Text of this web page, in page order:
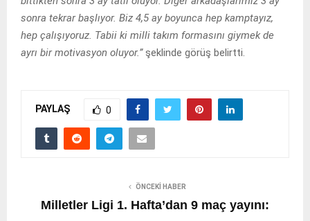
sonra tekrar başlıyor. Biz 4,5 ay boyunca hep kamptayız,
hep çalışıyoruz. Tabii ki milli takım formasını giymek de
ayrı bir motivasyon oluyor.”şeklinde görüş belirtti.
PAYLAŞ 0
ÖNCEKI HABER
Milletler Ligi 1. Hafta’dan 9 maç yayını: